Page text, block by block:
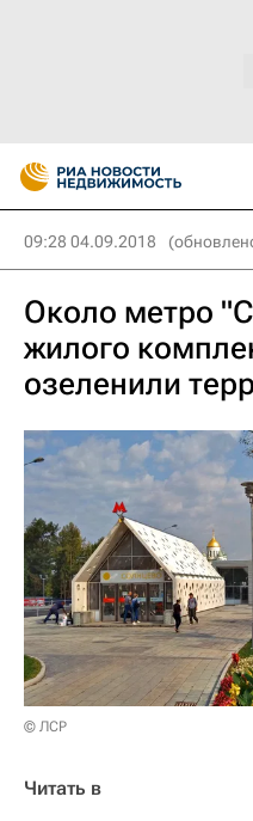
09:28 04.09.2018
Около метро
жилого
озеленили
© ЛСР
Читать в